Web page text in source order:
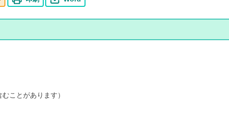
ことがあります）